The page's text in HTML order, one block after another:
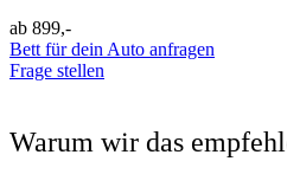
ab 899,-
Bett für dein Auto anfragen
Frage stellen
Warum wir das